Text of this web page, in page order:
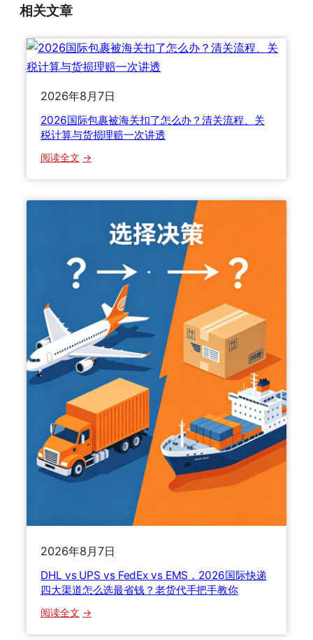
相关文章
2026年8月7日
2026国际包裹被海关扣了怎么办？清关流程、关
税计算与货损理赔一次讲透
阅读全文 ：
包
裹
关
扣
了
么
办
？
清
关
流
关
计
算
与
货
2026年8月7日
DHL vs UPS vs FedEx vs EMS，2026国际快递
四大渠道怎么选最省钱？老货代手把手教你
阅读全文 ：